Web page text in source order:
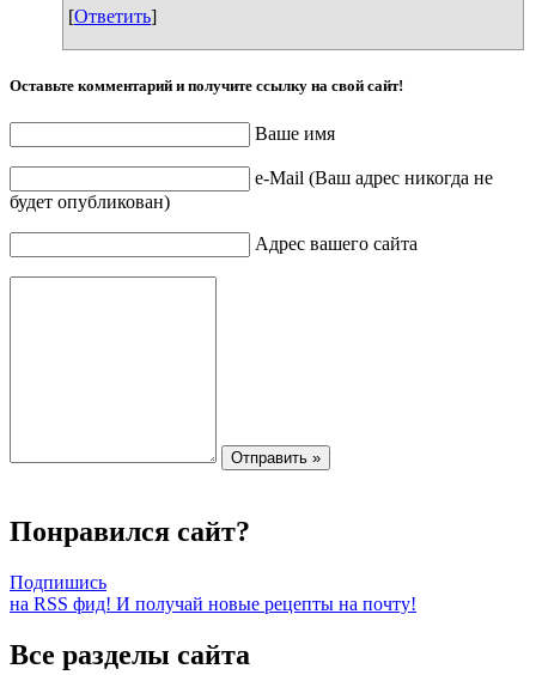
[Ответить]
Оставьте комментарий и получите ссылку на свой сайт!
Ваше имя
e-Mail (Ваш адрес никогда не
будет опубликован)
Адрес вашего сайта
Понравился сайт?
Подпишись
на RSS фид! И получай новые рецепты на почту!
Все разделы сайта